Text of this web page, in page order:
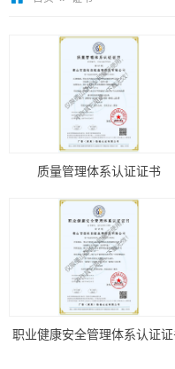
质量管理体系认证证书
职业健康安全管理体系认证